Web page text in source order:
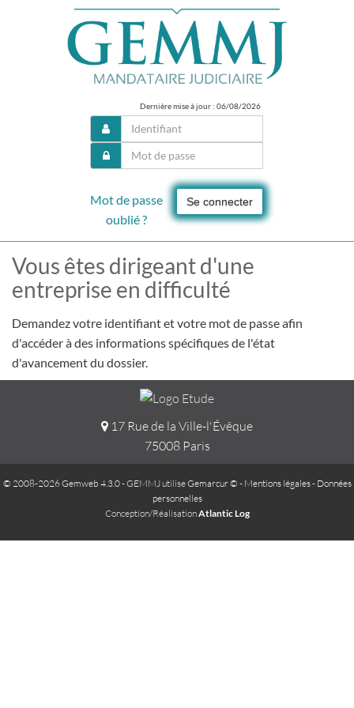
Dernière mise à jour : 06/08/2026
Se connecter
Mot de passe
oublié ?
Vous êtes dirigeant d'une
entreprise en difficulté
Demandez votre identifiant et votre mot de passe afin
d'accéder à des informations spécifiques de l'état
d'avancement du dossier.
17 Rue de la Ville-l'Évêque
75008 Paris
© 2008-2026 Gemweb 4.3.0- GEMMJ utiliseGemarcur © - Mentions légales- Données
personnelles
Conception/RéalisationAtlantic Log